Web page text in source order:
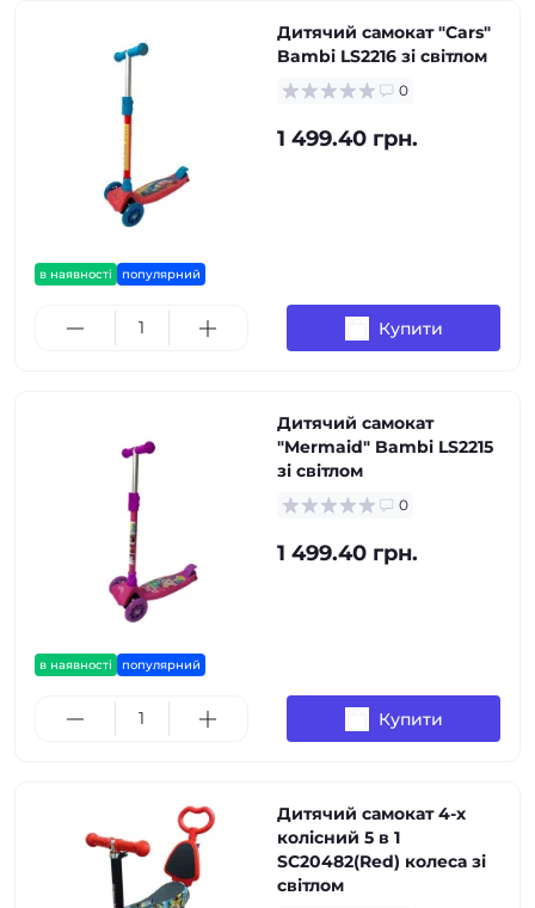
в наявності популярний
Дитячий самокат "Cars"
Bambi LS2216 зі світлом
0
1 499.40 грн.
Купити
в наявності популярний
Дитячий самокат
"Mermaid" Bambi LS2215
зі світлом
0
1 499.40 грн.
Купити
Дитячий самокат 4-х
колісний 5 в 1
SC20482(Red) колеса зі
світлом